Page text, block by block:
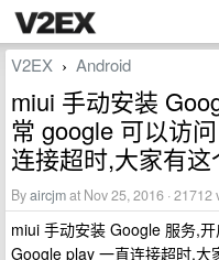
V2EX › Android
miui 手动安装
常 google 可以访
连接超时,大家有
Byaircjmat Nov 25, 2016 · 21712
miui 手动安装 Google 服务,
Google play 一直连接超时,大